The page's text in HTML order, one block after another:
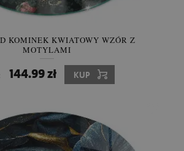
KOMINEK KWIATOWY WZÓR Z
MOTYLAMI
144.99 zł KUP